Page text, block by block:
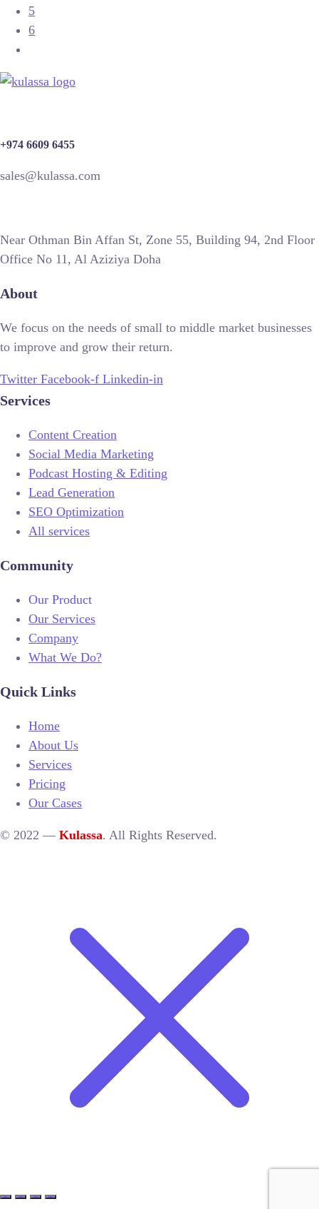
5
6
+974 6609 6455
sales@kulassa.com
Near Othman Bin Affan St, Zone 55, Building 94, 2nd Floor
Office No 11, Al Aziziya Doha
About
We focus on the needs of small to middle market businesses
to improve and grow their return.
Twitter Facebook-f Linkedin-in
Services
Content Creation
Social Media Marketing
Podcast Hosting & Editing
Lead Generation
SEO Optimization
All services
Community
Our Product
Our Services
Company
What We Do?
Quick Links
Home
About Us
Services
Pricing
Our Cases
© 2022 — Kulassa. All Rights Reserved.